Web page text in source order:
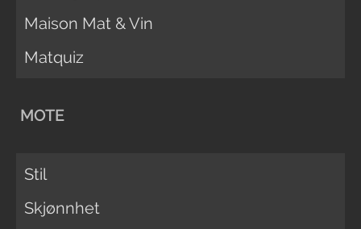
Maison Mat & Vin
Matquiz
MOTE
Stil
Skjønnhet